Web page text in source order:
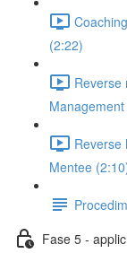
(2:22)
Reverse
Reverse
Mentee
Fase 5 -